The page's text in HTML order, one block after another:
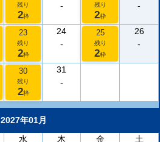
残り
2枠
-
残り
2枠
-
23
残り
2枠
24
-
25
残り
2枠
26
-
30
残り
2枠
31
-
2027年01月
水 木 金
土